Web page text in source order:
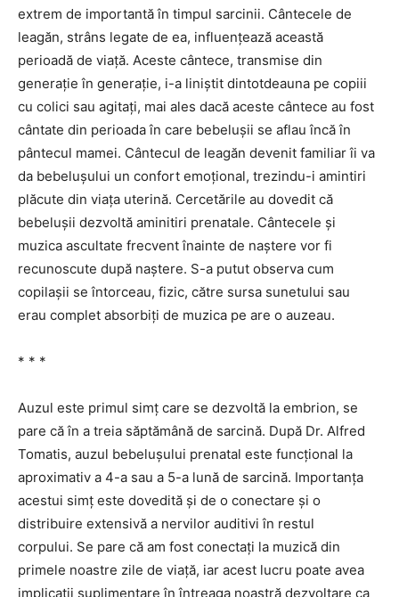
extrem de importantă în timpul sarcinii. Cântecele de
leagăn, strâns legate de ea, influențează această
perioadă de viață. Aceste cântece, transmise din
generație în generație, i-a liniştit dintotdeauna pe copiii
cu colici sau agitați, mai ales dacă aceste cântece au fost
cântate din perioada în care bebeluşii se aflau încă în
pântecul mamei. Cântecul de leagăn devenit familiar îi va
da bebeluşului un confort emoțional, trezindu-i amintiri
plăcute din viața uterină. Cercetările au dovedit că
bebeluşii dezvoltă aminitiri prenatale. Cântecele şi
muzica ascultate frecvent înainte de naştere vor fi
recunoscute după naştere. S-a putut observa cum
copilaşii se întorceau, fizic, către sursa sunetului sau
erau complet absorbiți de muzica pe are o auzeau.
* * *
Auzul este primul simț care se dezvoltă la embrion, se
pare că în a treia săptămână de sarcină. După Dr. Alfred
Tomatis, auzul bebeluşului prenatal este funcțional la
aproximativ a 4-a sau a 5-a lună de sarcină. Importanța
acestui simț este dovedită şi de o conectare şi o
distribuire extensivă a nervilor auditivi în restul
corpului. Se pare că am fost conectați la muzică din
primele noastre zile de viață, iar acest lucru poate avea
implicații suplimentare în întreaga noastră dezvoltare ca